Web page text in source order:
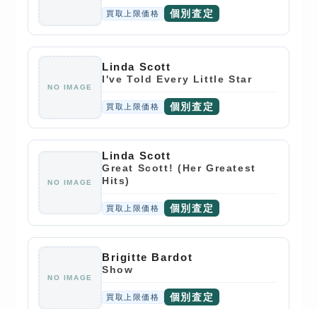
買取上限価格 個別査定
NO IMAGE
Linda Scott
I've Told Every Little Star
買取上限価格 個別査定
NO IMAGE
Linda Scott
Great Scott! (Her Greatest
Hits)
買取上限価格 個別査定
NO IMAGE
Brigitte Bardot
Show
買取上限価格 個別査定